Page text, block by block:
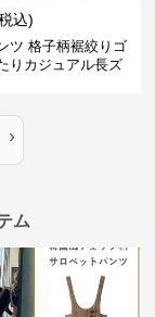
込)
ツ 格子柄裾絞りゴ
りカジュアル長ズ
›
ム